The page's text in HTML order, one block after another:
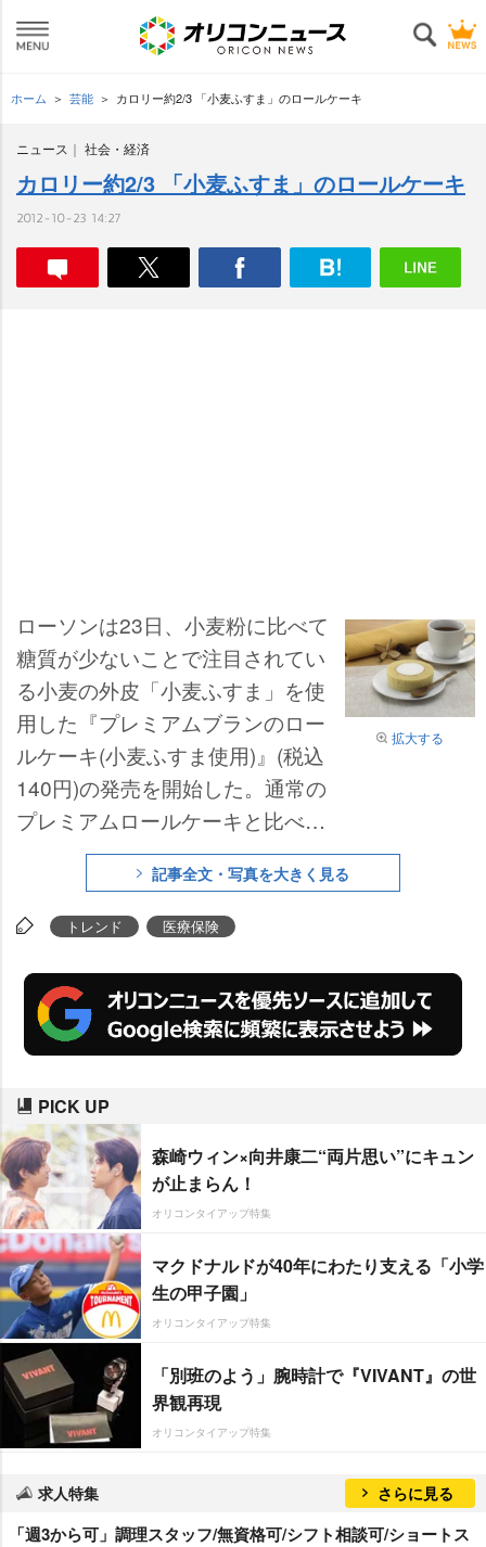
ホーム 芸能 カロリー約2/3 「小麦ふすま」のロールケーキ
ニュース 社会・経済
カロリー約2/3 「小麦ふすま」のロールケーキ
2012-10-23 14:27
拡大する
ローソンは23日、小麦粉に比べて
糖質が少ないことで注目されてい
る小麦の外皮「小麦ふすま」を使
用した『プレミアムブランのロー
ルケーキ(小麦ふすま使用)』(税込
140円)の発売を開始した。通常の
プレミアムロールケーキと比べる
と糖質量は約半分の5.9g。カロリ
ーは約2/3の142kcalに抑えてい
る。
記事全文・写真を大きく見る
トレンド 医療保険
PICK UP
森崎ウィン×向井康二“両片思い”にキュン
が止まらん！
オリコンタイアップ特集
マクドナルドが40年にわたり支える「小学
生の甲子園」
オリコンタイアップ特集
「別班のよう」腕時計で『VIVANT』の世
界観再現
オリコンタイアップ特集
求人特集 さらに見る
「週3から可」調理スタッフ/無資格可/シフト相談可/ショートス